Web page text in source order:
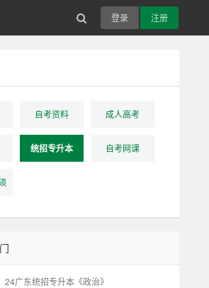
登录 注册
自考资料 成人高考
统招专升本 自考网课
24广东统招专升本《政治》